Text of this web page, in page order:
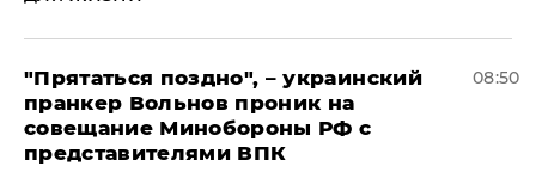
"Прятаться поздно", – украинский
пранкер Вольнов проник на
совещание Минобороны РФ с
представителями ВПК
08:50